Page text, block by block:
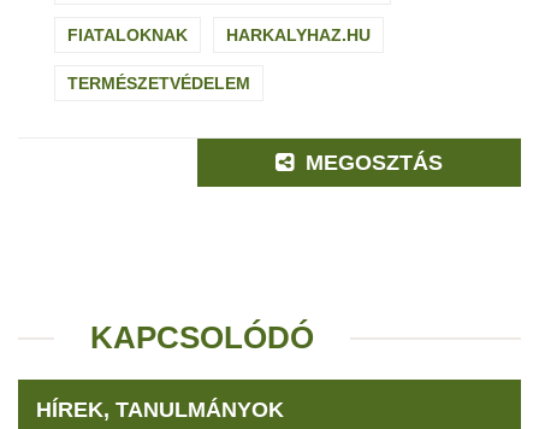
FIATALOKNAK HARKALYHAZ.HU
TERMÉSZETVÉDELEM
MEGOSZTÁS
KAPCSOLÓDÓ
HÍREK, TANULMÁNYOK